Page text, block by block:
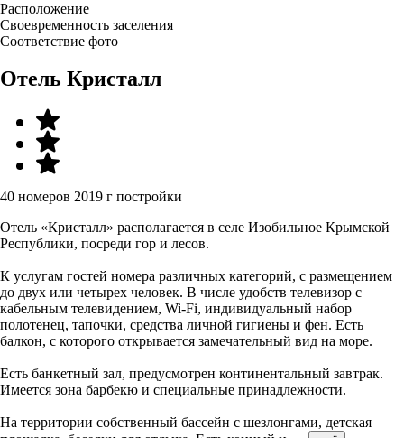
Расположение
Своевременность заселения
Соответствие фото
Отель Кристалл
40 номеров 2019 г постройки
Отель «Кристалл» располагается в селе Изобильное Крымской
Республики, посреди гор и лесов.
К услугам гостей номера различных категорий, с размещением
до двух или четырех человек. В числе удобств телевизор с
кабельным телевидением, Wi-Fi, индивидуальный набор
полотенец, тапочки, средства личной гигиены и фен. Есть
балкон, с которого открывается замечательный вид на море.
Есть банкетный зал, предусмотрен континентальный завтрак.
Имеется зона барбекю и специальные принадлежности.
На территории собственный бассейн с шезлонгами, детская